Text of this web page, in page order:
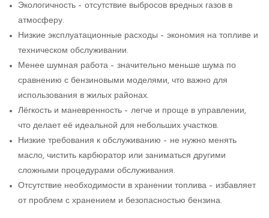
Экологичность – отсутствие выбросов вредных газов в
атмосферу.
Низкие эксплуатационные расходы – экономия на топливе и
техническом обслуживании.
Менее шумная работа – значительно меньше шума по
сравнению с бензиновыми моделями, что важно для
использования в жилых районах.
Лёгкость и маневренность – легче и проще в управлении,
что делает её идеальной для небольших участков.
Низкие требования к обслуживанию – не нужно менять
масло, чистить карбюратор или заниматься другими
сложными процедурами обслуживания.
Отсутствие необходимости в хранении топлива – избавляет
от проблем с хранением и безопасностью бензина.